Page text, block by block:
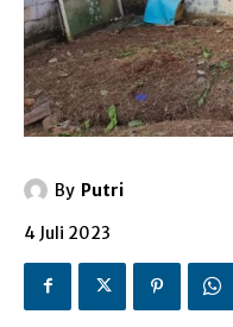
By Putri
4 Juli 2023